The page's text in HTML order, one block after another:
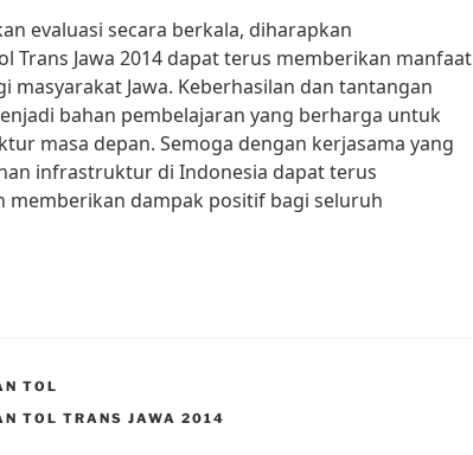
evaluasi secara berkala, diharapkan
Trans Jawa 2014 dapat terus memberikan manfaat
masyarakat Jawa. Keberhasilan dan tantangan
bahan pembelajaran yang berharga untuk
masa depan. Semoga dengan kerjasama yang
infrastruktur di Indonesia dapat terus
memberikan dampak positif bagi seluruh
TOL
TOL TRANS JAWA 2014